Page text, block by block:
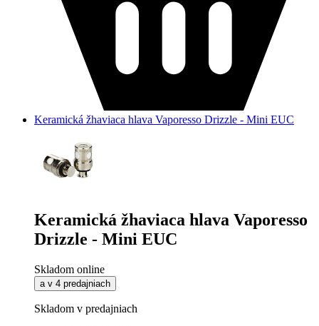
Keramická žhaviaca hlava Vaporesso Drizzle - Mini EUC
Keramická žhaviaca hlava Vaporesso
Drizzle - Mini EUC
Skladom online
a v 4 predajniach
Skladom v predajniach